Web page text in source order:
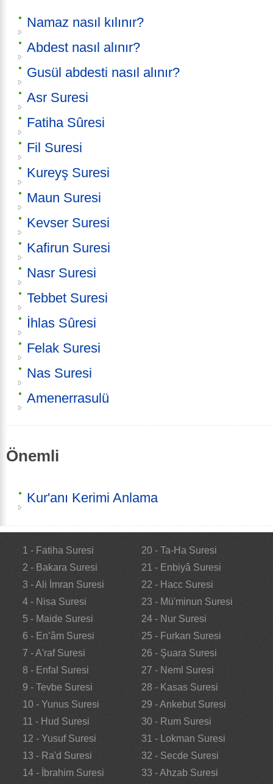
Namaz nasıl kılınır?
Abdest nasıl alınır?
Gusül abdesti nasıl alınır?
Asr Suresi
Fatiha Sûresi
Fil Suresi
Kureyş Suresi
Maun Suresi
Kevser Suresi
Kafirun Suresi
Nasr Suresi
Tebbet Suresi
İhlas Sûresi
Felak Suresi
Nas Suresi
Amenerrasulü
Önemli
Kur'anı Kerimi Anlama
1 - Fatiha Suresi
2 - Bakara Suresi
3 - Ali İmran Suresi
4 - Nisa Suresi
5 - Maide Suresi
6 - En’âm Suresi
7 - A'raf Suresi
8 - Enfal Suresi
9 - Tevbe Suresi
10 - Yunus Suresi
11 - Hud Suresi
12 - Yusuf Suresi
13 - Ra'd Suresi
14 - İbrahim Suresi
20 - Ta-Ha Suresi
21 - Enbiyâ Suresi
22 - Hacc Suresi
23 - Mü'minun Suresi
24 - Nur Suresi
25 - Furkan Suresi
26 - Şuara Suresi
27 - Neml Suresi
28 - Kasas Suresi
29 - Ankebut Suresi
30 - Rum Suresi
31 - Lokman Suresi
32 - Secde Suresi
33 - Ahzab Suresi